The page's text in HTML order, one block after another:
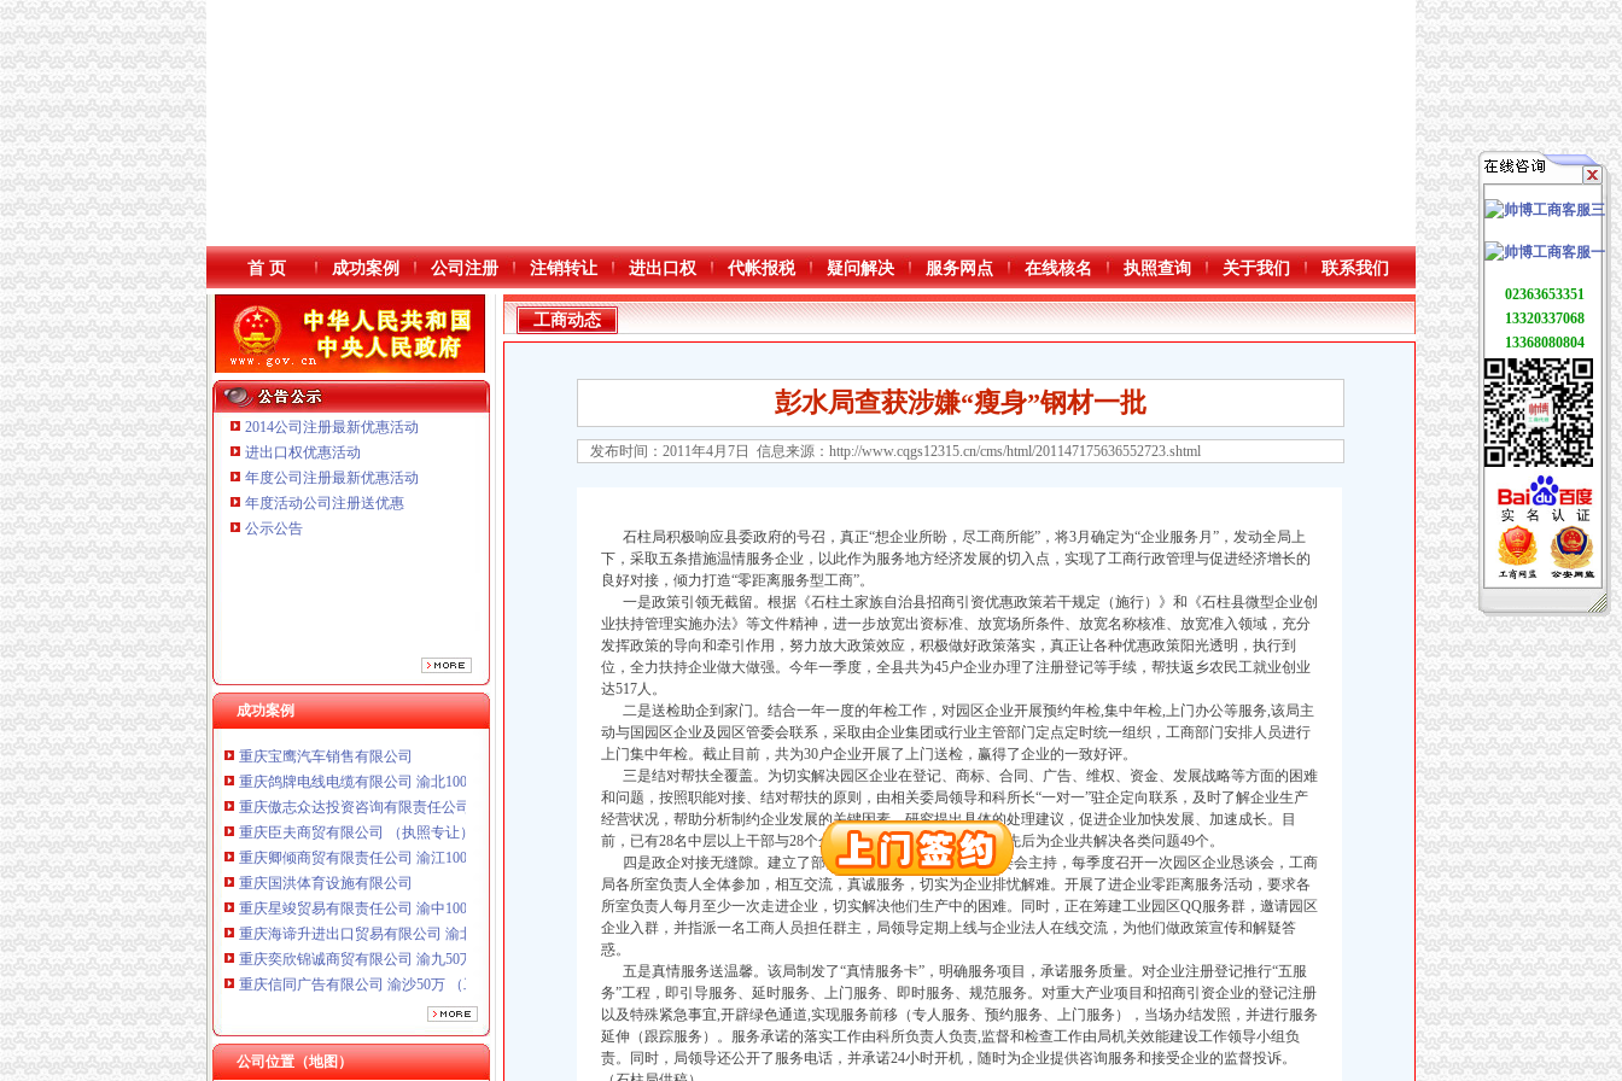
本站导航
首 页 成功案例 公司注册 注销转让 进出口权 代帐报税 疑问解决 服务网点 在线核名 执照查询 关于我们 联系我们
2014公司注册最新优惠活动
进出口权优惠活动
年度公司注册最新优惠活动
年度活动公司注册送优惠
公示公告
成功案例
重庆鸽牌电线电缆有限公司 渝北10010万 (进出口权)
重庆傲志众达投资咨询有限责任公司 渝九1000万 （增资）
重庆臣夫商贸有限公司 （执照专让）
重庆卿倾商贸有限责任公司 渝江100万 （工商注册）
重庆国洪体育设施有限公司
重庆星竣贸易有限责任公司 渝中100万 （进出口权）
重庆海谛升进出口贸易有限公司 渝北100万 （进出口权）
重庆奕欣锦诚商贸有限公司 渝九50万 （工商注册）
重庆信同广告有限公司 渝沙50万 （工商注册）
重庆三虹房地产营销策划有限公司
重庆鸽牌电线电缆有限公司 渝北10010万 (进出口权)
重庆傲志众达投资咨询有限责任公司 渝九1000万 （增资）
公司位置（地图）
工商动态
彭水局查获涉嫌“瘦身”钢材一批
发布时间：2011年4月7日 信息来源： http://www.cqgs12315.cn/cms/html/201147175636552723.shtml
石柱局积极响应县委政府的号召，真正“想企业所盼，尽工商所能”，将3月确定为“企业服务月”，发动全局上
下，采取五条措施温情服务企业，以此作为服务地方经济发展的切入点，实现了工商行政管理与促进经济增长的
良好对接，倾力打造“零距离服务型工商”。
一是政策引领无截留。根据《石柱土家族自治县招商引资优惠政策若干规定（施行）》和《石柱县微型企业创
业扶持管理实施办法》等文件精神，进一步放宽出资标准、放宽场所条件、放宽名称核准、放宽准入领域，充分
发挥政策的导向和牵引作用，努力放大政策效应，积极做好政策落实，真正让各种优惠政策阳光透明，执行到
位，全力扶持企业做大做强。今年一季度，全县共为45户企业办理了注册登记等手续，帮扶返乡农民工就业创业
达517人。
二是送检助企到家门。结合一年一度的年检工作，对园区企业开展预约年检,集中年检,上门办公等服务,该局主
动与国园区企业及园区管委会联系，采取由企业集团或行业主管部门定点定时统一组织，工商部门安排人员进行
上门集中年检。截止目前，共为30户企业开展了上门送检，赢得了企业的一致好评。
三是结对帮扶全覆盖。为切实解决园区企业在登记、商标、合同、广告、维权、资金、发展战略等方面的困难
和问题，按照职能对接、结对帮扶的原则，由相关委局领导和科所长“一对一”驻企定向联系，及时了解企业生产
经营状况，帮助分析制约企业发展的关键因素，研究提出具体的处理建议，促进企业加快发展、加速成长。目
前，已有28名中层以上干部与28个企业正式联姻，结成了对子，先后为企业共解决各类问题49个。
四是政企对接无缝隙。建立了部门联席会议制度，由园区管委会主持，每季度召开一次园区企业恳谈会，工商
局各所室负责人全体参加，相互交流，真诚服务，切实为企业排忧解难。开展了进企业零距离服务活动，要求各
所室负责人每月至少一次走进企业，切实解决他们生产中的困难。同时，正在筹建工业园区QQ服务群，邀请园区
企业入群，并指派一名工商人员担任群主，局领导定期上线与企业法人在线交流，为他们做政策宣传和解疑答
惑。
五是真情服务送温馨。该局制发了“真情服务卡”，明确服务项目，承诺服务质量。对企业注册登记推行“五服
务”工程，即引导服务、延时服务、上门服务、即时服务、规范服务。对重大产业项目和招商引资企业的登记注册
以及特殊紧急事宜,开辟绿色通道,实现服务前移（专人服务、预约服务、上门服务），当场办结发照，并进行服务
延伸（跟踪服务）。服务承诺的落实工作由科所负责人负责,监督和检查工作由局机关效能建设工作领导小组负
责。同时，局领导还公开了服务电话，并承诺24小时开机，随时为企业提供咨询服务和接受企业的监督投诉。
02363653351
13320337068
13368080804